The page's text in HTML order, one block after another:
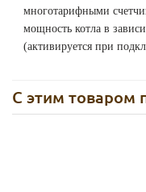
многотарифными
мощность котла в
(активируется при
С этим товаром